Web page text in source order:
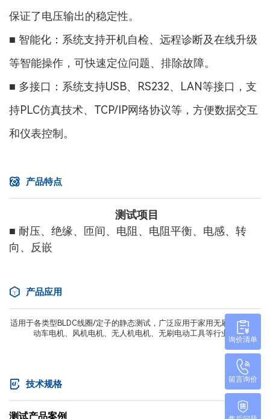
保证了电压输出的稳定性。
■ 智能化：系统支持开机自检、远程诊断及在线升级
等智能操作，可快速定位问题、排除故障。
■ 多接口：系统支持USB、RS232、LAN等接口，支
持PLC仿真技术、TCP/IP网络协议等，方便数据交互
和仪表控制。
产品特点
测试项目
■ 耐压、绝缘、匝间、电阻、电阻平衡、电感、转
向、反嵌
产品应用
适用于各类型BLDC线圈/定子的静态测试，广泛应用于家用无刷电机、电
动车电机、风机电机、无人机电机、无刷电动工具等行业。
技术规格
测试产品案例
询价清单
留言询价